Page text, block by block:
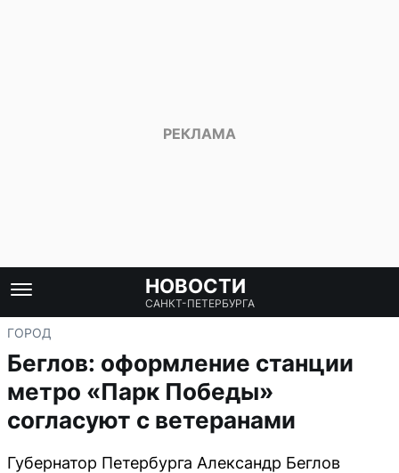
НОВОСТИ
САНКТ-ПЕТЕРБУРГА
ГОРОД
Беглов: оформление станции
метро «Парк Победы»
согласуют с ветеранами
Губернатор Петербурга Александр Беглов